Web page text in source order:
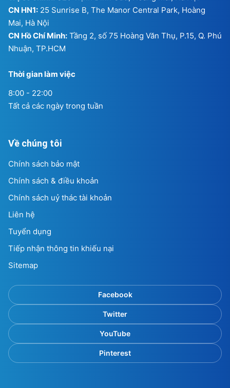
CN HN1: 25 Sunrise B, The Manor Central Park, Hoàng
Mai, Hà Nội
CN Hồ Chí Minh: Tầng 2, số 75 Hoàng Văn Thụ, P.15, Q. Phú
Nhuận, TP.HCM
Thời gian làm việc
8:00 - 22:00
Tất cả các ngày trong tuần
Về chúng tôi
Chính sách bảo mật
Chính sách & điều khoản
Chính sách uỷ thác tài khoản
Liên hệ
Tuyển dụng
Tiếp nhận thông tin khiếu nại
Sitemap
Facebook
Twitter
YouTube
Pinterest